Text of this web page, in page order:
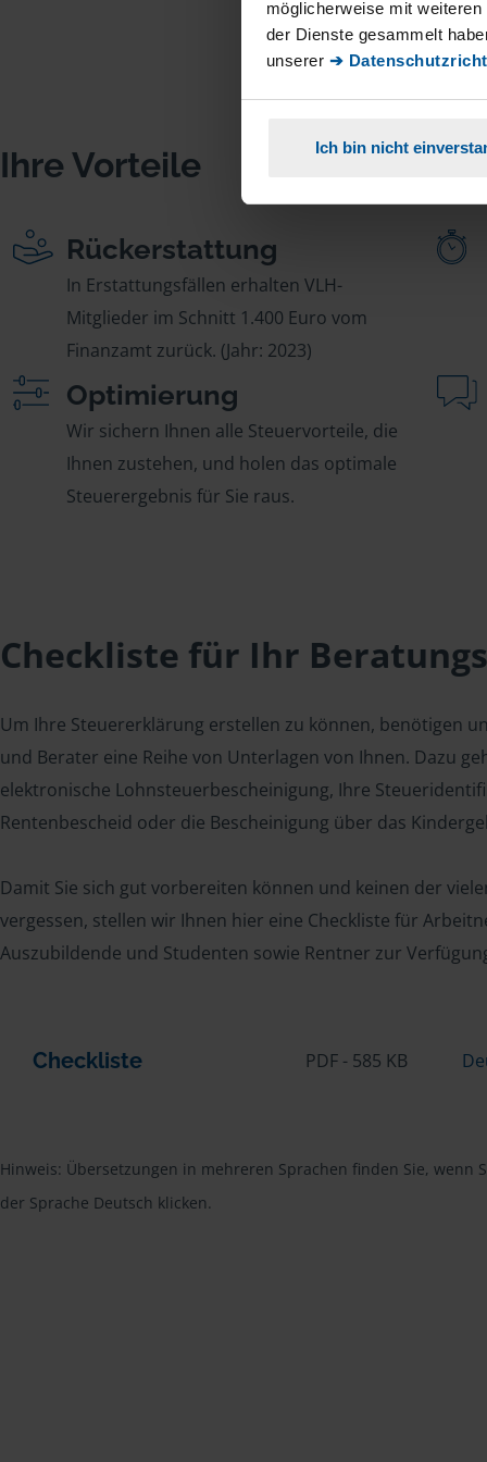
möglicherweise mit
der Dienste gesammelt
unserer ➔
Ich bin nicht
Ihre Vorteile
Rückerstattung
In Erstattungsfällen erhalten VLH-
Mitglieder im Schnitt 1.400 Euro vom
Finanzamt zurück. (Jahr: 2023)
Optimierung
Wir sichern Ihnen alle Steuervorteile, die
Ihnen zustehen, und holen das optimale
Steuerergebnis für Sie raus.
Checkliste für Ihr
Um Ihre Steuererklärung erstellen zu können, benötigen
und Berater eine Reihe von Unterlagen von Ihnen. Dazu
elektronische Lohnsteuerbescheinigung, Ihre
Rentenbescheid oder die Bescheinigung über das
Damit Sie sich gut vorbereiten können und keinen der
vergessen, stellen wir Ihnen hier eine Checkliste für
Auszubildende und Studenten sowie Rentner zur
Checkliste PDF - 585 KB
Hinweis: Übersetzungen in mehreren Sprachen finden Sie, wenn
der Sprache Deutsch klicken.